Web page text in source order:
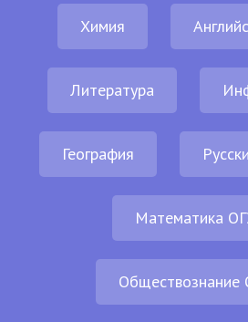
Химия
Литература
География
Математика
Обществознание